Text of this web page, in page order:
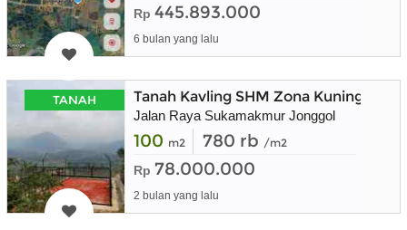
Rp 445.893.000
6 bulan yang lalu
TANAH Tanah Kavling SHM Zona Kuning
Jalan Raya Sukamakmur Jonggol
100 m2 780 rb /m2
Rp 78.000.000
2 bulan yang lalu